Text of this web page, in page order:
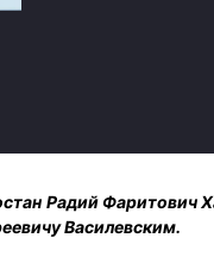
Радий Фаритович
Василевским.